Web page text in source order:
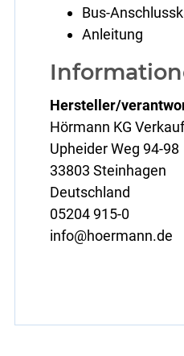
Bus-
Anleitung
Hersteller/
Hörmann KG
Upheider Weg 94-98
33803 Steinhagen
Deutschland
05204 915-0
info@hoermann.de